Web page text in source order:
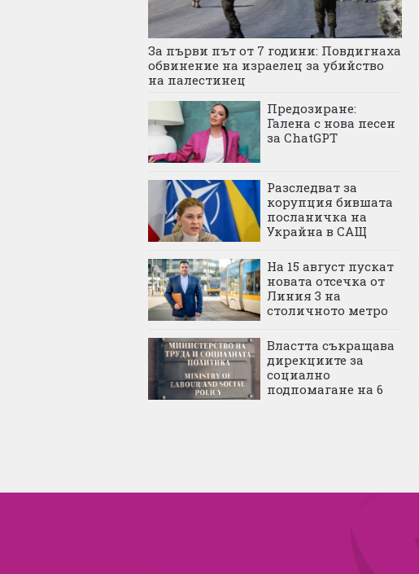
За първи път от 7 години: Повдигнаха
обвинение на израелец за убийство
на палестинец
Предозиране:
Галена с нова песен
за ChatGPT
Разследват за
корупция бившата
посланичка на
Украйна в САЩ
На 15 август пускат
новата отсечка от
Линия 3 на
столичното метро
Властта съкращава
дирекциите за
социално
подпомагане на 6